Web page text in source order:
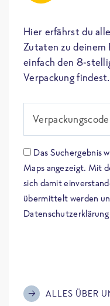
Hier erfährst du
Zutaten zu deinem
einfach den 8-
Verpackung findest.
Das Suchergebnis
Maps angezeigt. Mit
sich damit
übermittelt werden
ALLES ÜBER